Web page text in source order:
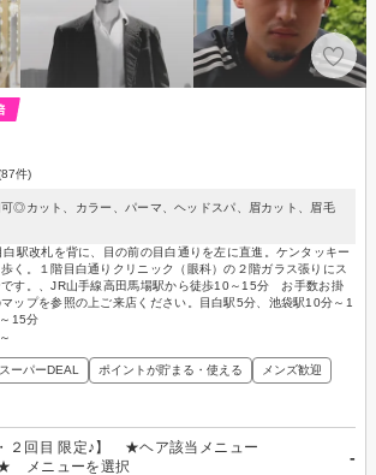
件)
◎カット、カラー、パーマ、ヘッドスパ、眉カット、眉毛
駅改札を背に、目の前の目白通りを左に直進。ケンタッキー
く。１階目白通りクリニック（眼科）の２階ガラス張りにス
です。、JR山手線高田馬場駅から徒歩10～15分 お手数お掛
ップを参照の上ご来店ください。目白駅5分、池袋駅10分～1
15分
ーパーDEAL ポイントが貯まる・使える メンズ歓迎
・２回目 限定♪】 ★ヘア該当メニュー
メニューを選択
-